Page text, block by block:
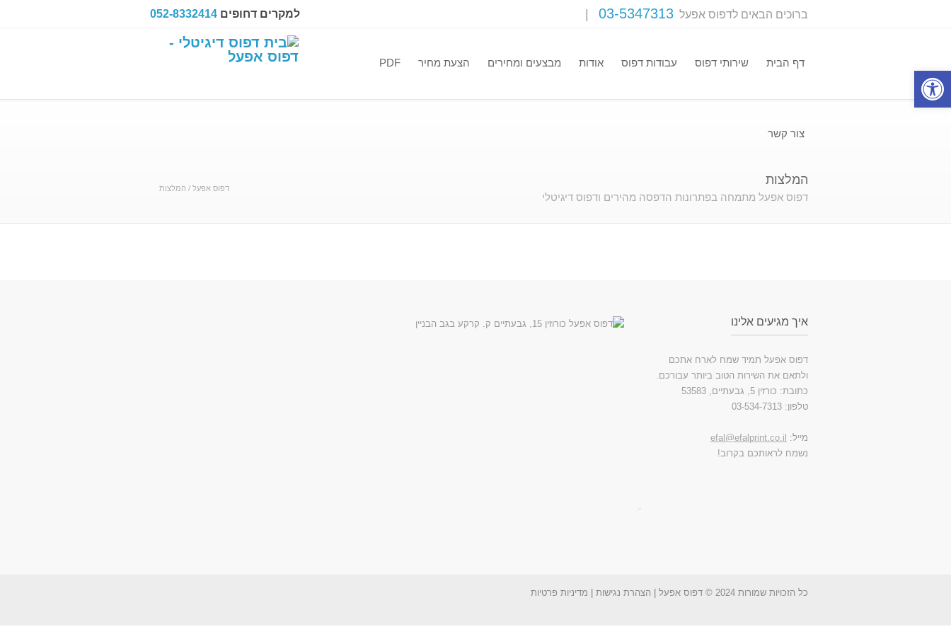
ברוכים הבאים לדפוס אפעל 03-5347313 למקרים דחופים 052-8332414
דף הבית שירותי דפוס עבודות דפוס אודות מבצעים ומחירים הצעת מחיר PDF
צור קשר
המלצות
דפוס אפעל מתמחה בפתרונות הדפסה מהירים ודפוס דיגיטלי
דפוס אפעל / המלצות
איך מגיעים אלינו
דפוס אפעל תמיד שמח לארח אתכם
ולתאם את השירות הטוב ביותר עבורכם.
כתובת: כורזין 5, גבעתיים, 53583
טלפון: 03-534-7313
מייל: efal@efalprint.co.il
נשמח לראותכם בקרוב!
כל הזכויות שמורות 2024 © דפוס אפעל הצהרת נגישות מדיניות פרטיות
פתח סרגל נגישות